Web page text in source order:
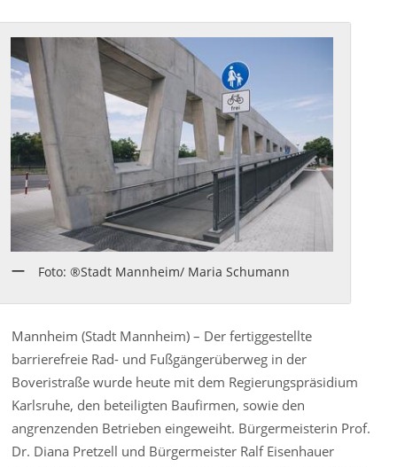
Foto: ®Stadt Mannheim/ Maria Schumann
Mannheim (Stadt Mannheim) – Der fertiggestellte
barrierefreie Rad- und Fußgängerüberweg in der
Boveristraße wurde heute mit dem Regierungspräsidium
Karlsruhe, den beteiligten Baufirmen, sowie den
angrenzenden Betrieben eingeweiht. Bürgermeisterin Prof.
Dr. Diana Pretzell und Bürgermeister Ralf Eisenhauer